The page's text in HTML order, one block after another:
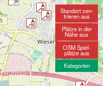
Standort zen-
trieren aus
Plätze in der
Nähe aus
OSM Spiel-
plätze aus
Kategorien